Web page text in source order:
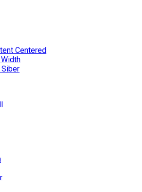
Centered
Siber